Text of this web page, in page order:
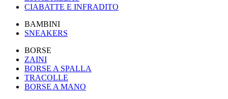
CIABATTE E INFRADITO
BAMBINI
SNEAKERS
BORSE
ZAINI
BORSE A SPALLA
TRACOLLE
BORSE A MANO